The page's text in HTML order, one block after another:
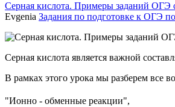
Серная кислота. Примеры заданий ОГЭ
Evgenia Задания по подготовке к ОГЭ
Серная кислота является важной
В рамках этого урока мы разберем
"Ионно - обменные реакции",